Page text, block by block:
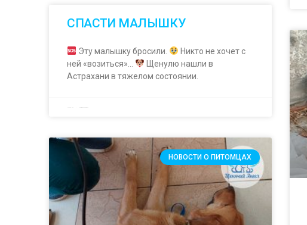
СПАСТИ МАЛЫШКУ
Эту малышку бросили.
Никто не хочет с
ней «возиться»…
Щенулю нашли в
Астрахани в тяжелом состоянии.
НОВОСТИ О ПИТОМЦАХ